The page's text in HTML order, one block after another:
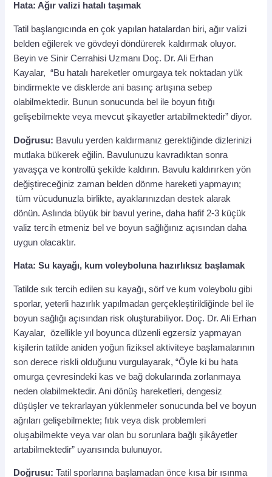
Hata: Ağır valizi hatalı taşımak
Tatil başlangıcında en çok yapılan hatalardan biri, ağır valizi
belden eğilerek ve gövdeyi döndürerek kaldırmak oluyor.
Beyin ve Sinir Cerrahisi Uzmanı Doç. Dr. Ali Erhan
Kayalar, “Bu hatalı hareketler omurgaya tek noktadan yük
bindirmekte ve disklerde ani basınç artışına sebep
olabilmektedir. Bunun sonucunda bel ile boyun fıtığı
gelişebilmekte veya mevcut şikayetler artabilmektedir” diyor.
Doğrusu: Bavulu yerden kaldırmanız gerektiğinde dizlerinizi
mutlaka bükerek eğilin. Bavulunuzu kavradıktan sonra
yavaşça ve kontrollü şekilde kaldırın. Bavulu kaldırırken yön
değiştireceğiniz zaman belden dönme hareketi yapmayın;
tüm vücudunuzla birlikte, ayaklarınızdan destek alarak
dönün. Aslında büyük bir bavul yerine, daha hafif 2-3 küçük
valiz tercih etmeniz bel ve boyun sağlığınız açısından daha
uygun olacaktır.
Hata: Su kayağı, kum voleyboluna hazırlıksız başlamak
Tatilde sık tercih edilen su kayağı, sörf ve kum voleybolu gibi
sporlar, yeterli hazırlık yapılmadan gerçekleştirildiğinde bel ile
boyun sağlığı açısından risk oluşturabiliyor. Doç. Dr. Ali Erhan
Kayalar, özellikle yıl boyunca düzenli egzersiz yapmayan
kişilerin tatilde aniden yoğun fiziksel aktiviteye başlamalarının
son derece riskli olduğunu vurgulayarak, “Öyle ki bu hata
omurga çevresindeki kas ve bağ dokularında zorlanmaya
neden olabilmektedir. Ani dönüş hareketleri, dengesiz
düşüşler ve tekrarlayan yüklenmeler sonucunda bel ve boyun
ağrıları gelişebilmekte; fıtık veya disk problemleri
oluşabilmekte veya var olan bu sorunlara bağlı şikâyetler
artabilmektedir” uyarısında bulunuyor.
Doğrusu: Tatil sporlarına başlamadan önce kısa bir ısınma